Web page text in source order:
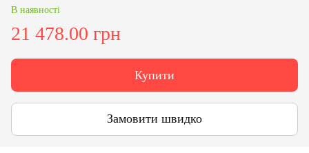
В наявності
21 478.00 грн
Купити
Замовити швидко